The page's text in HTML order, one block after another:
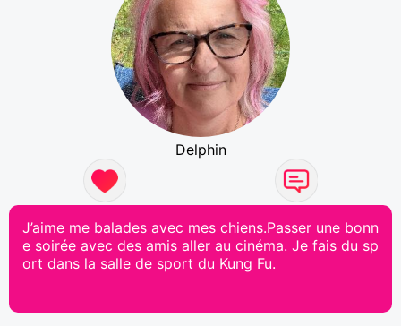
Delphin
J’aime me balades avec mes chiens.Passer une bonn
e soirée avec des amis aller au cinéma. Je fais du sp
ort dans la salle de sport du Kung Fu.